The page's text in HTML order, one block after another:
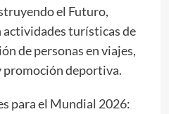
el Futuro,
turísticas de
de personas en viajes,
deportiva.
para el Mundial 2026: